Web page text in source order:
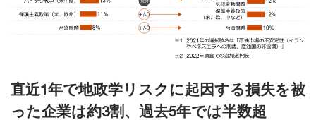
直近1年で地政学リスクに起因する損失を被
った企業は約3割、過去5年では半数超